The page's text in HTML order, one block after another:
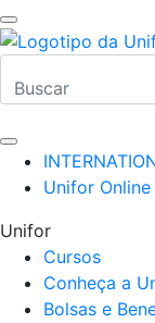
Unifor Online
Unifor
Cursos
Conheça a
Bolsas e